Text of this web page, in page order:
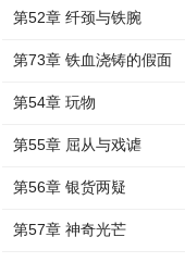
第52章 纤颈与铁腕
第73章 铁血浇铸的假面
第54章 玩物
第55章 屈从与戏谑
第56章 银货两疑
第57章 神奇光芒